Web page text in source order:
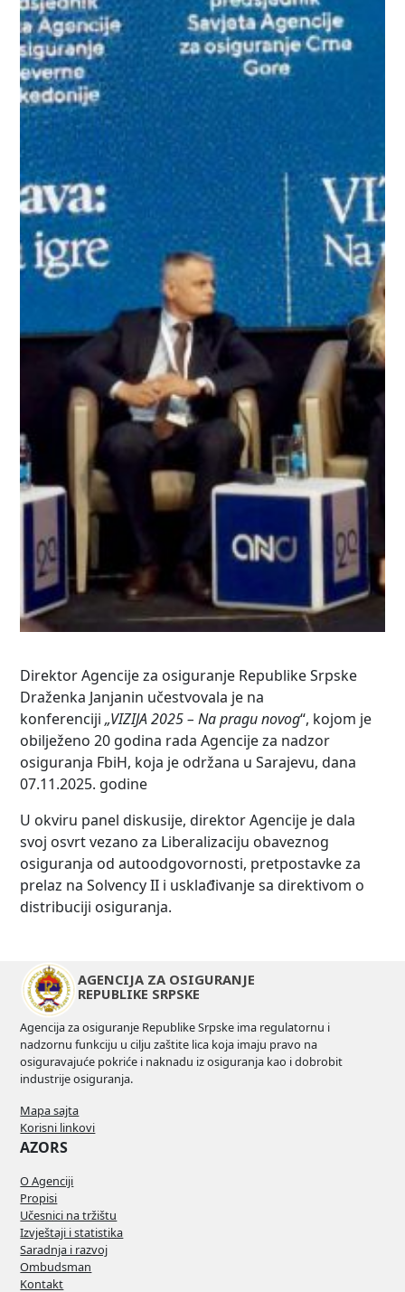
Direktor Agencije za osiguranje Republike Srpske
Draženka Janjanin učestvovala je na
konferenciji„VIZIJA 2025 – Na pragu novog“, kojom je
obilježeno 20 godina rada Agencije za nadzor
osiguranja FbiH, koja je održana u Sarajevu, dana
07.11.2025. godine
U okviru panel diskusije, direktor Agencije je dala
svoj osvrt vezano za Liberalizaciju obaveznog
osiguranja od autoodgovornosti, pretpostavke za
prelaz na Solvency II i usklađivanje sa direktivom o
distribuciji osiguranja.
AGENCIJA ZA OSIGURANJE
REPUBLIKE SRPSKE
Agencija za osiguranje Republike Srpske ima regulatornu i
nadzornu funkciju u cilju zaštite lica koja imaju pravo na
osiguravajuće pokriće i naknadu iz osiguranja kao i dobrobit
industrije osiguranja.
Mapa sajta
Korisni linkovi
AZORS
O Agenciji
Propisi
Učesnici na tržištu
Izvještaji i statistika
Saradnja i razvoj
Ombudsman
Kontakt